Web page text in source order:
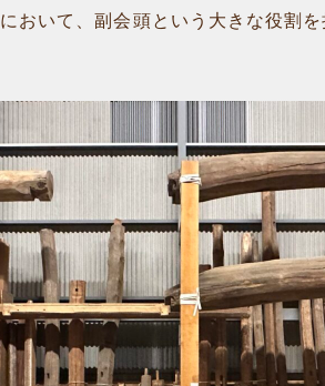
おいて、副会頭という大きな役割